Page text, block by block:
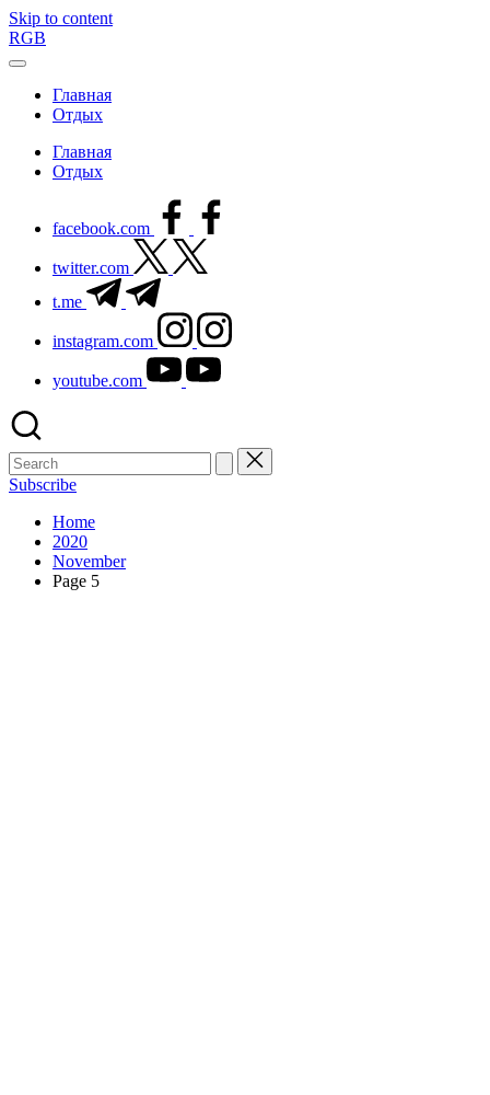
Skip to content
RGB
Главная
Отдых
Главная
Отдых
facebook.com
twitter.com
t.me
instagram.com
youtube.com
Subscribe
Home
2020
November
Page 5